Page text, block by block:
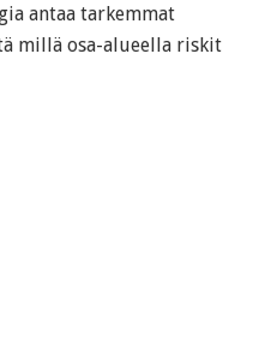
antaa tarkemmat
millä osa-alueella riskit